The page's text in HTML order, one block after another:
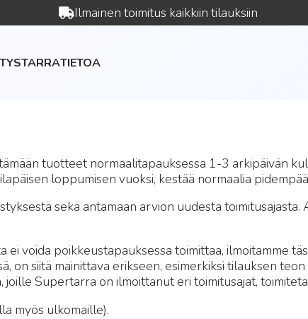
Ilmainen toimitus kaikkiin tilauksiin
TIETOA
tuotteet normaalitapauksessa 1-3 arkipäivän
loppumisen vuoksi, kestää normaalia
sekä antamaan arvion uudesta
voida poikkeustapauksessa toimittaa, ilmoitamme
on siitä mainittava erikseen, esimerkiksi tilauksen
Supertarra on ilmoittanut eri toimitusajat,
myös ulkomaille).